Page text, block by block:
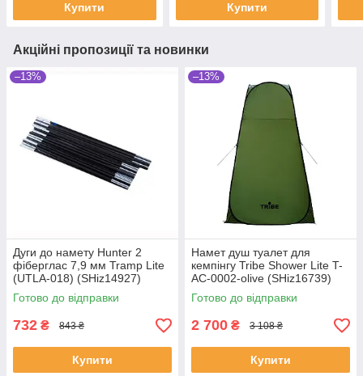
Купити Купити
Акційні пропозиції та новинки
–13%
Дуги до намету Hunter 2
фіберглас 7,9 мм Tramp Lite
(UTLA-018) (SHiz14927)
Готово до відправки
732 ₴ 843 ₴
Купити
–13%
Намет душ туалет для
кемпінгу Tribe Shower Lite T-
AC-0002-olive (SHiz16739)
Готово до відправки
2 700 ₴ 3 108 ₴
Купити